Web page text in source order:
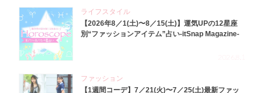
ライフスタイル
【2026年8／1(土)〜8／15(土)】運気UPの12星座
別“ファッションアイテム”占い-itSnap Magazine-
ファッション
【1週間コーデ】7／21(火)〜7／25(土)最新ファッ